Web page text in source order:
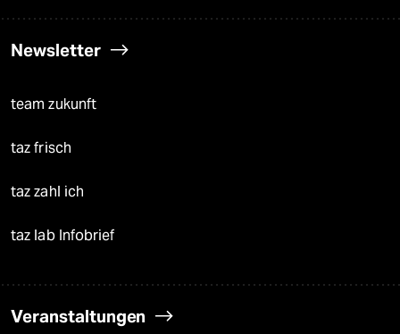
Newsletter
team zukunft
taz frisch
taz zahl ich
taz lab Infobrief
Veranstaltungen